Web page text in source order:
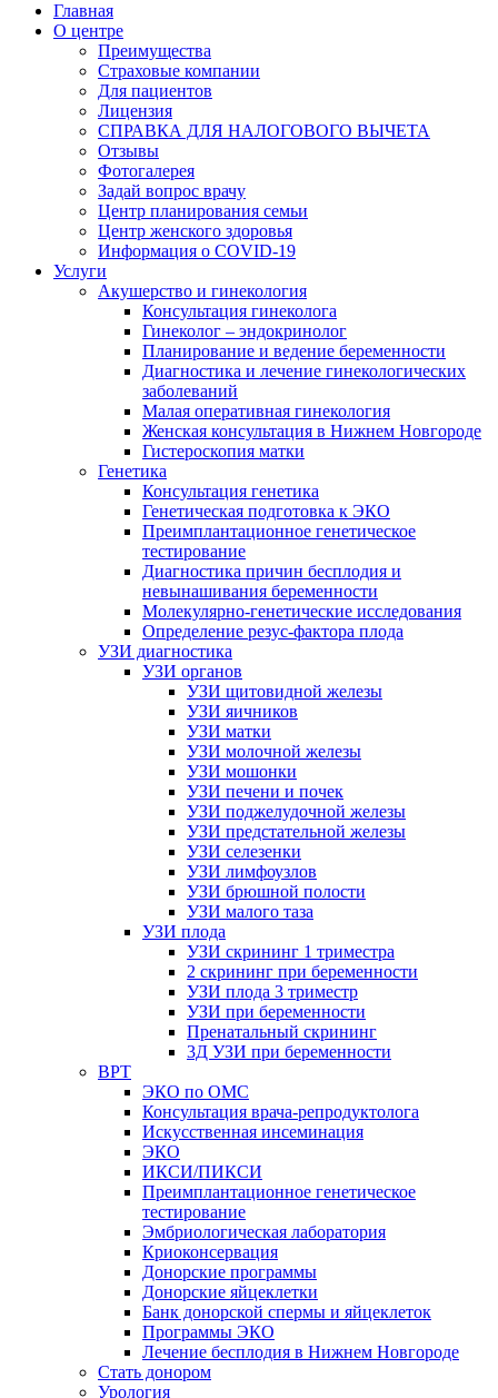
Главная
О центре
Преимущества
Страховые компании
Для пациентов
Лицензия
СПРАВКА ДЛЯ НАЛОГОВОГО ВЫЧЕТА
Отзывы
Фотогалерея
Задай вопрос врачу
Центр планирования семьи
Центр женского здоровья
Информация о COVID-19
Услуги
Акушерство и гинекология
Консультация гинеколога
Гинеколог – эндокринолог
Планирование и ведение беременности
Диагностика и лечение гинекологических
заболеваний
Малая оперативная гинекология
Женская консультация в Нижнем Новгороде
Гистероскопия матки
Генетика
Консультация генетика
Генетическая подготовка к ЭКО
Преимплантационное генетическое
тестирование
Диагностика причин бесплодия и
невынашивания беременности
Молекулярно-генетические исследования
Определение резус-фактора плода
УЗИ диагностика
УЗИ органов
УЗИ щитовидной железы
УЗИ яичников
УЗИ матки
УЗИ молочной железы
УЗИ мошонки
УЗИ печени и почек
УЗИ поджелудочной железы
УЗИ предстательной железы
УЗИ селезенки
УЗИ лимфоузлов
УЗИ брюшной полости
УЗИ малого таза
УЗИ плода
УЗИ скрининг 1 триместра
2 скрининг при беременности
УЗИ плода 3 триместр
УЗИ при беременности
Пренатальный скрининг
3Д УЗИ при беременности
ВРТ
ЭКО по ОМС
Консультация врача-репродуктолога
Искусственная инсеминация
ЭКО
ИКСИ/ПИКСИ
Преимплантационное генетическое
тестирование
Эмбриологическая лаборатория
Криоконсервация
Донорские программы
Донорские яйцеклетки
Банк донорской спермы и яйцеклеток
Программы ЭКО
Лечение бесплодия в Нижнем Новгороде
Стать донором
Урология